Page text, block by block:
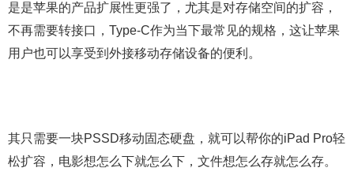
是是苹果的产品扩展性更强了，尤其是对存储空间的扩容，
不再需要转接口，Type-C作为当下最常见的规格，这让苹果
用户也可以享受到外接移动存储设备的便利。
其只需要一块PSSD移动固态硬盘，就可以帮你的iPad Pro轻
松扩容，电影想怎么下就怎么下，文件想怎么存就怎么存。